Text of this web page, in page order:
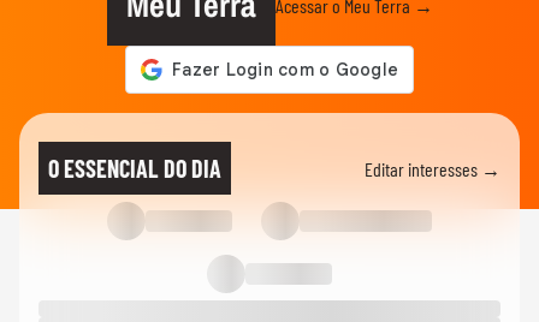
Acessar o Meu Terra →
O ESSENCIAL DO DIA Editar interesses →